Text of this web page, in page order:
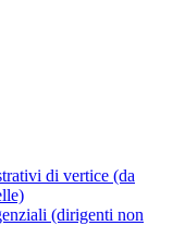
di vertice (da
(dirigenti non